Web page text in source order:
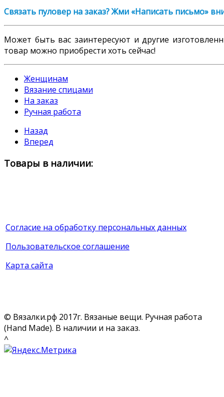
Связать пуловер на заказ? Жми «Написать письмо»
Может быть вас заинтересуют и другие
товар можно приобрести хоть сейчас!
Женщинам
Вязание спицами
На заказ
Ручная работа
Назад
Вперед
Товары в наличии:
Согласие на обработку персональных данных
Пользовательское соглашение
Карта сайта
© Вязалки.рф 2017г. Вязаные вещи. Ручная работа
(Hand Made). В наличии и на заказ.
^